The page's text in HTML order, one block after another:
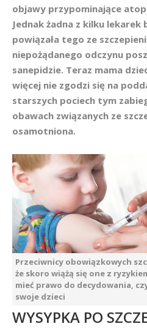
objawy przypominające
Jednak żadna z kilku lekarek
powiązała tego ze
niepożądanego odczynu
sanepidzie. Teraz mama
więcej nie zgodzi się na
starszych pociech tym
obawach związanych ze
osamotniona.
Przeciwnicy obowiązkowych
że skoro wiążą się one z
mieć prawo do decydowania,
swoje dzieci
WYSYPKA PO